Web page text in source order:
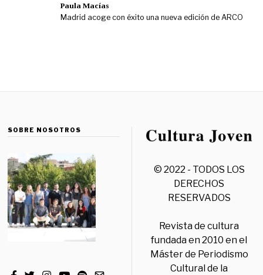
Paula Macías
Madrid acoge con éxito una nueva edición de ARCO
SOBRE NOSOTROS
© 2022 - TODOS LOS
DERECHOS
RESERVADOS
Revista de cultura
fundada en 2010 en el
Máster de Periodismo
Cultural de la